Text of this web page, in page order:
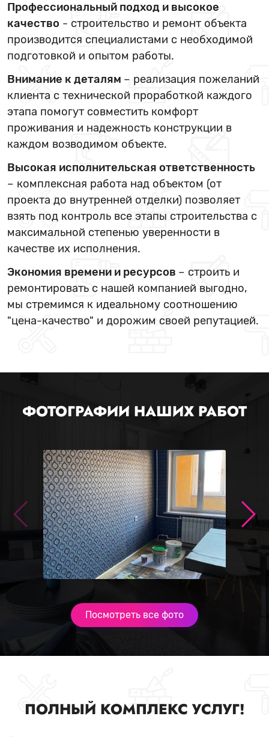
Профессиональный подход и высокое
качество - строительство и ремонт объекта
производится специалистами с необходимой
подготовкой и опытом работы.
Внимание к деталям – реализация пожеланий
клиента с технической проработкой каждого
этапа помогут совместить комфорт
проживания и надежность конструкции в
каждом возводимом объекте.
Высокая исполнительская ответственность
– комплексная работа над объектом (от
проекта до внутренней отделки) позволяет
взять под контроль все этапы строительства с
максимальной степенью уверенности в
качестве их исполнения.
Экономия времени и ресурсов – строить и
ремонтировать с нашей компанией выгодно,
мы стремимся к идеальному соотношению
"цена-качество" и дорожим своей репутацией.
ФОТОГРАФИИ НАШИХ РАБОТ
Посмотреть все фото
ПОЛНЫЙ КОМПЛЕКС УСЛУГ!